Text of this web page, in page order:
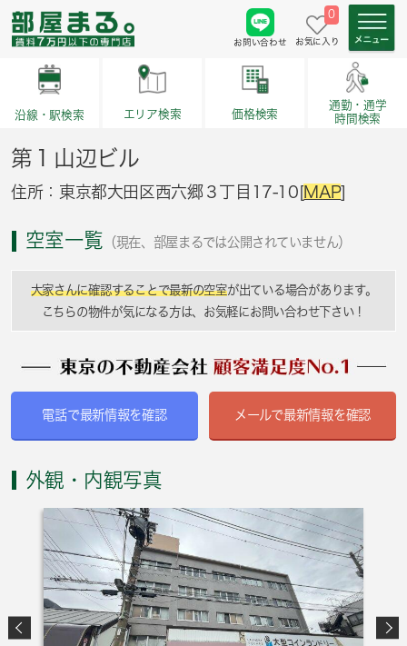
お問い合わせ
0
お気に入り
沿線・駅検索 エリア検索 価格検索
通勤・通学
時間検索
第１山辺ビル
住所：東京都大田区西六郷３丁目17-10[MAP]
空室一覧 （現在、部屋まるでは公開されていません）
大家さんに確認することで最新の空室が出ている場合があります。
こちらの物件が気になる方は、お気軽にお問い合わせ下さい！
電話で最新情報を確認 メールで最新情報を確認
外観・内観写真